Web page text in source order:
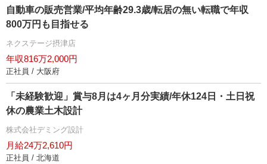
自動車の販売営業/平均年齢29.3歳/転居の無い転職で年収
800万円も目指せる
ネクステージ摂津店
年収816万2,000円
正社員 / 大阪府
「未経験歓迎」賞与8月は4ヶ月分実績/年休124日・土日祝
休の農業土木設計
株式会社デミング設計
月給24万2,610円
正社員 / 北海道